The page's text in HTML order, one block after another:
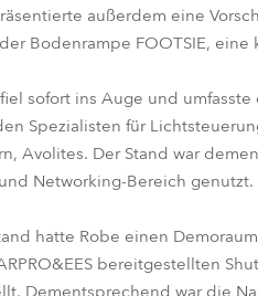
außerdem eine
Bodenrampe FOOTSIE,
sofort ins Auge und
Spezialisten für
Avolites. Der Stand war
Networking-Bereich genutzt.
hatte Robe einen
bereitgestellten
Dementsprechend war die